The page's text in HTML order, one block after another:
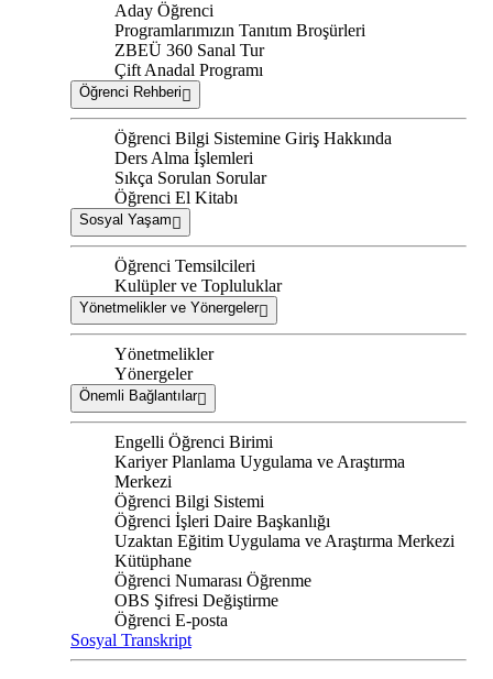
Aday Öğrenci
Programlarımızın Tanıtım Broşürleri
ZBEÜ 360 Sanal Tur
Çift Anadal Programı
Öğrenci Rehberi
Öğrenci Bilgi Sistemine Giriş Hakkında
Ders Alma İşlemleri
Sıkça Sorulan Sorular
Öğrenci El Kitabı
Sosyal Yaşam
Öğrenci Temsilcileri
Kulüpler ve Topluluklar
Yönetmelikler ve Yönergeler
Yönetmelikler
Yönergeler
Önemli Bağlantılar
Engelli Öğrenci Birimi
Kariyer Planlama Uygulama ve Araştırma
Merkezi
Öğrenci Bilgi Sistemi
Öğrenci İşleri Daire Başkanlığı
Uzaktan Eğitim Uygulama ve Araştırma Merkezi
Kütüphane
Öğrenci Numarası Öğrenme
OBS Şifresi Değiştirme
Öğrenci E-posta
Sosyal Transkript